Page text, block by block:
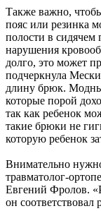
Также важно,
пояс или резинка
полости в сидячем
нарушения
долго, это может
подчеркнула
длину брюк.
которые порой
так как ребенок
такие брюки не
которую ребенок
Внимательно
травматолог-
Евгений Фролов.
он